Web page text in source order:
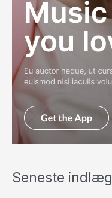
Seneste indlæg